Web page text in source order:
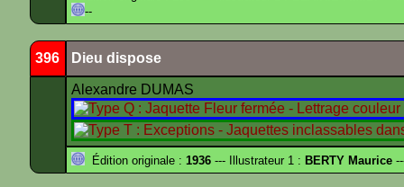
--
396 Dieu dispose
Alexandre DUMAS
Édition originale : 1936 --- Illustrateur 1 : BERTY Maurice